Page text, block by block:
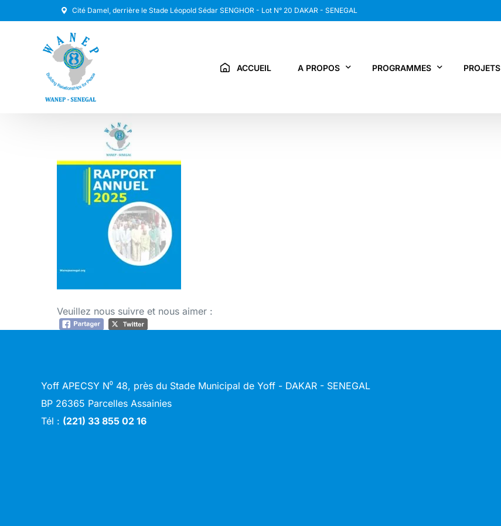
Cité Damel, derrière le Stade Léopold Sédar SENGHOR - Lot N° 20 DAKAR - SENEGAL
ACCUEIL A PROPOS PROGRAMMES PROJETS
Veuillez nous suivre et nous aimer :
Yoff APECSY N⁰ 48, près du Stade Municipal de Yoff - DAKAR - SENEGAL
BP 26365 Parcelles Assainies
Tél : (221) 33 855 02 16